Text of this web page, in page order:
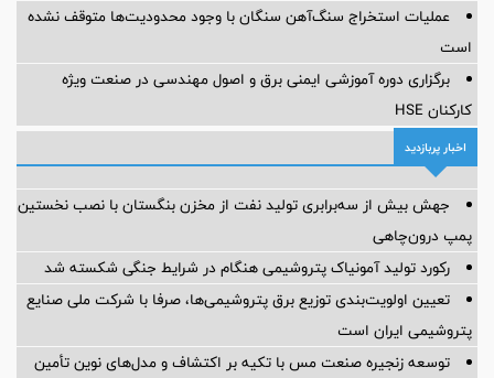
عملیات استخراج سنگ‌آهن سنگان با وجود محدودیت‌ها متوقف نشده
است
برگزاری دوره آموزشی ایمنی برق و اصول مهندسی در صنعت ویژه
کارکنان HSE
اخبار پربازدید
جهش بیش از سه‌برابری تولید نفت از مخزن بنگستان با نصب نخستین
پمپ درون‌چاهی
رکورد تولید آمونیاک پتروشیمی هنگام در شرایط جنگی شکسته شد
تعیین اولویت‌بندی توزیع برق پتروشیمی‌ها، صرفا با شرکت ملی صنایع
پتروشیمی ایران است
توسعه زنجیره صنعت مس با تکیه بر اکتشاف و مدل‌های نوین تأمین